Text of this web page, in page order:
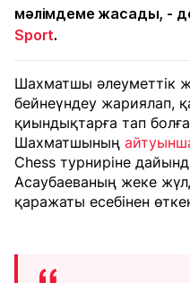
мәлімдеме жасады, -
Sport.
Шахматшы әлеуметтік
бейнеүндеу жариялап,
қиындықтарға тап
Шахматшының
Chess турниріне
Асаубаеваның жеке
қаражаты есебінен